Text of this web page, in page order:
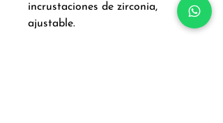
incrustaciones de zirconia,
ajustable.